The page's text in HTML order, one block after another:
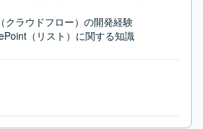
クラウドフロー）の開発経験
（リスト）に関する知識